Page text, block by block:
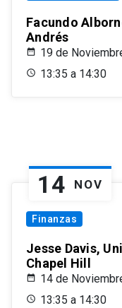
Facundo
Andrés
19 de
13:35 a 14:30
14 NOV
Finanzas
Jesse Davis,
Chapel Hill
14 de
13:35 a 14:30